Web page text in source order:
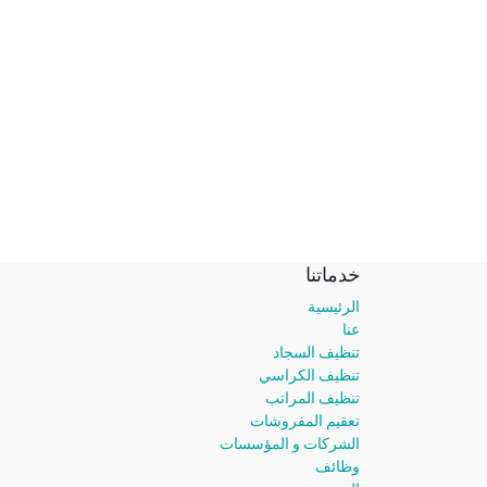
خدماتنا
الرئيسية
عنا
تنظيف السجاد
تنظيف الكراسي
تنظيف المراتب
تعقيم المفروشات
الشركات و المؤسسات
وظائف